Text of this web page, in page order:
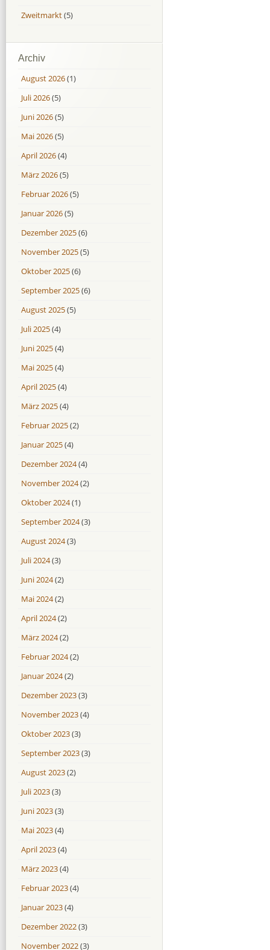
Zweitmarkt(5)
Archiv
August 2026(1)
Juli 2026(5)
Juni 2026(5)
Mai 2026(5)
April 2026(4)
März 2026(5)
Februar 2026(5)
Januar 2026(5)
Dezember 2025(6)
November 2025(5)
Oktober 2025(6)
September 2025(6)
August 2025(5)
Juli 2025(4)
Juni 2025(4)
Mai 2025(4)
April 2025(4)
März 2025(4)
Februar 2025(2)
Januar 2025(4)
Dezember 2024(4)
November 2024(2)
Oktober 2024(1)
September 2024(3)
August 2024(3)
Juli 2024(3)
Juni 2024(2)
Mai 2024(2)
April 2024(2)
März 2024(2)
Februar 2024(2)
Januar 2024(2)
Dezember 2023(3)
November 2023(4)
Oktober 2023(3)
September 2023(3)
August 2023(2)
Juli 2023(3)
Juni 2023(3)
Mai 2023(4)
April 2023(4)
März 2023(4)
Februar 2023(4)
Januar 2023(4)
Dezember 2022(3)
November 2022(3)